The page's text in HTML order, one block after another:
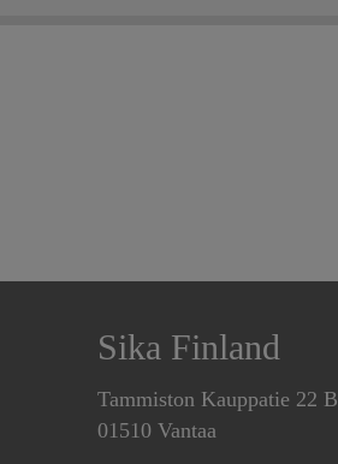
Sika Finland
Tammiston Kauppatie 22 B
01510 Vantaa